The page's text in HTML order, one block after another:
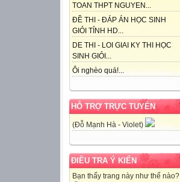
TOAN THPT NGUYEN...
ĐỀ THI - ĐÁP ÁN HỌC SINH
GIỎI TỈNH HD...
DE THI - LOI GIAI KY THI HỌC
SINH GIỎI...
Ôi nghèo quá!...
HỖ TRỢ TRỰC TUYẾN
(Đỗ Mạnh Hà - Violet)
ĐIỀU TRA Ý KIẾN
Bạn thấy trang này như thế nào?